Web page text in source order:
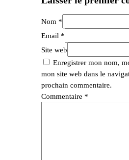
Nom *
Email *
Site web
Enregistrer mon nom,
mon site web dans le
prochain commentaire.
Commentaire *